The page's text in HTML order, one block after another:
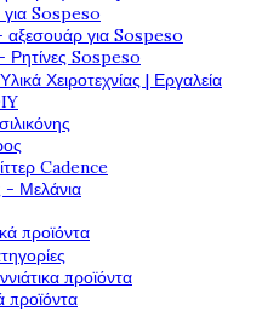
Sospeso
αξεσουάρ για Sospeso
Sospeso
Χειροτεχνίας | Εργαλεία
Cadence
- Μελάνια
προϊόντα
προϊόντα
προϊόντα